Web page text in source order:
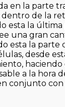
en la parte
de la
esta la
una gran
esta la parte
desde
a la hora
conjunto